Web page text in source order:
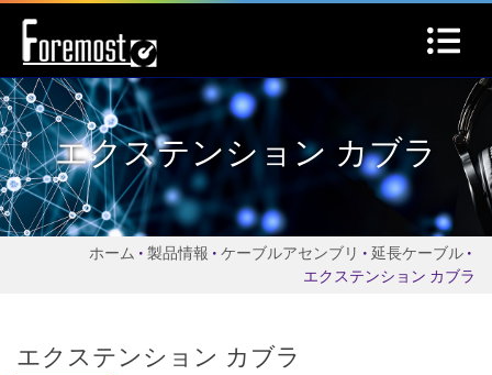
エクステンション カブラ
ホーム 製品情報 ケーブルアセンブリ
延長ケーブル
エクステンション カブラ
エクステンション カブラ